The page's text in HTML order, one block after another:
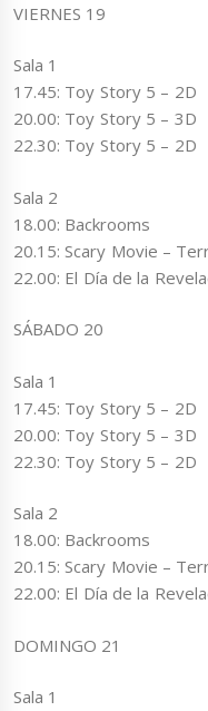
VIERNES 19
Sala 1
17.45: Toy Story 5 – 2D
20.00: Toy Story 5 – 3D
22.30: Toy Story 5 – 2D
Sala 2
18.00: Backrooms
20.15: Scary Movie –
22.00: El Día de la
SÁBADO 20
Sala 1
17.45: Toy Story 5 – 2D
20.00: Toy Story 5 – 3D
22.30: Toy Story 5 – 2D
Sala 2
18.00: Backrooms
20.15: Scary Movie –
22.00: El Día de la
DOMINGO 21
Sala 1